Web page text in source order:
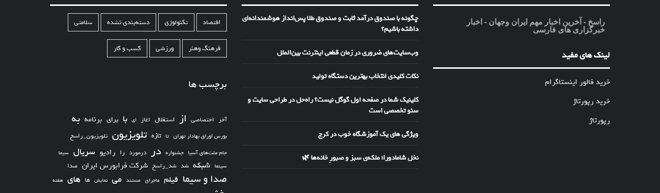
راسخ - آخرین اخبار مهم ایران وجهان - اخبار
خبرگزاری های فارسی
لینک های مفید
خرید فالور اینستاگرام
خرید رپورتاژ
رپورتاژ
چگونه با صندوق درآمد ثابت و صندوق طلا پس‌انداز هوشمندانه‌ای
داشته باشیم؟
وب‌سایت‌های ضروری در زمان قطعی اینترنت بین‌الملل
نکات کلیدی انتخاب بهترین دستگاه تولید
کلینیک شما در صفحه اول گوگل نیست؟ راه‌حل در طراحی سایت و
سئو تخصصی است
ویژگی های یک آموزشگاه خوب در کرج
نخل شامادورا؛ ملکه‌ی سبز و صبورِ خانه‌ها 🌿
اقتصاد تکنولوژی دسته‌بندی نشده سلامتی
فرهنگ وهنر ورزشی کسب و کار
برچسب ها
آخر اختصاصی از استقلال اغاز ای با برای برنامه به
بورس اوراق بهادار تهران تا تازه تلویزیون تلویزیون_راسخ
جام ملت‌های آسیا جشنواره در درمورد را رادیو سریال سیما
سینما شبکه شد شد_راسخ شرکت فرابورس ایران صدا
صدا و سیما فیلم ماجرای مستند می نمایش ها های هفته